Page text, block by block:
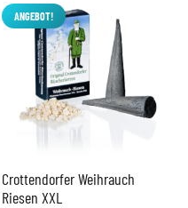
ANGEBOT!
Crottendorfer Weihrauch
Riesen XXL